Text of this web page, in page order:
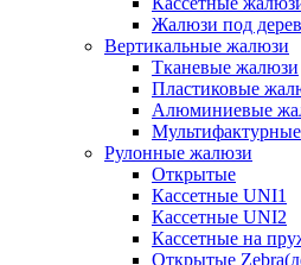
Жалюзи под
Вертикальные жалюзи
Тканевые жалюзи
Пластиковые
Алюминиевые
Мультифактурные
Рулонные жалюзи
Открытые
Кассетные UNI1
Кассетные UNI2
Кассетные на
Открытые